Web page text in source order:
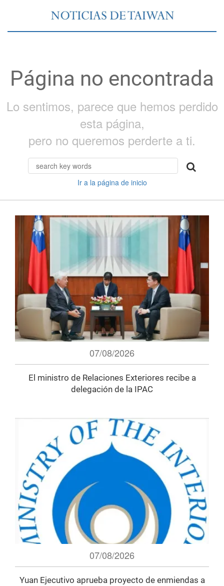
Página no encontrada
Lo sentimos, parece que hemos perdido
esta página,
pero no queremos perderte a ti.
Ir a la página de inicio
07/08/2026
El ministro de Relaciones Exteriores recibe a
delegación de la IPAC
07/08/2026
Yuan Ejecutivo aprueba proyecto de enmiendas a